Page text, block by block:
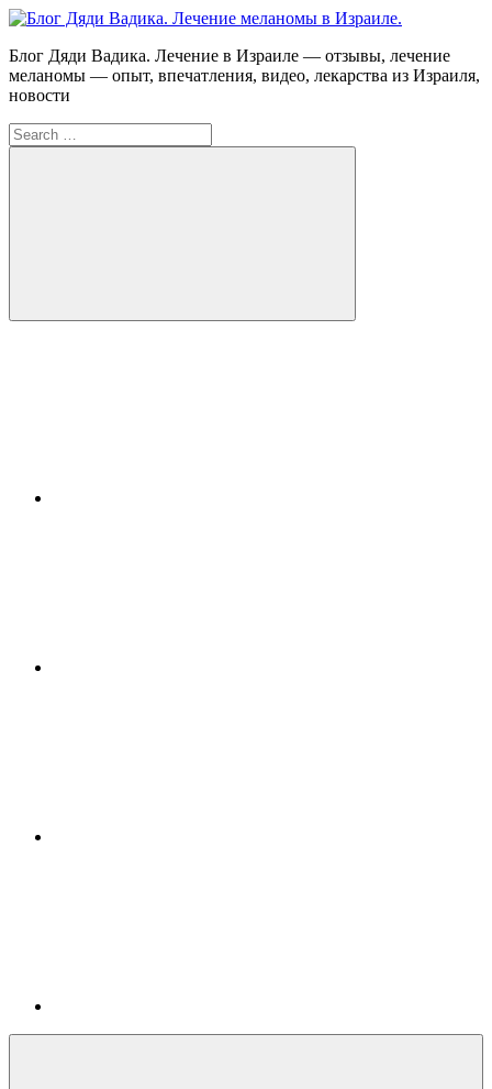
Skip
content
Блог
Дяди
Вадика.
меланомы
в
Блог Дяди Вадика. Лечение в Израиле — отзывы, лечение
меланомы — опыт, впечатления, видео, лекарства из Израиля,
новости
Search
for:
Search